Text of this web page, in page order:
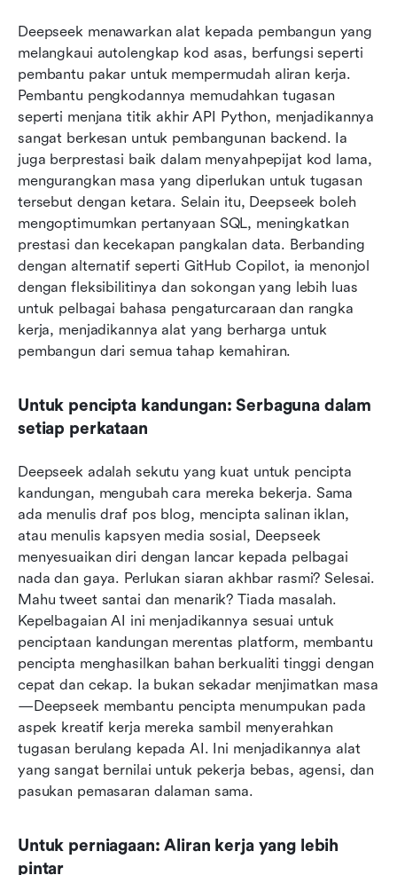
Deepseek menawarkan alat kepada pembangun yang
melangkaui autolengkap kod asas, berfungsi seperti
pembantu pakar untuk mempermudah aliran kerja.
Pembantu pengkodannya memudahkan tugasan
seperti menjana titik akhir API Python, menjadikannya
sangat berkesan untuk pembangunan backend. Ia
juga berprestasi baik dalam menyahpepijat kod lama,
mengurangkan masa yang diperlukan untuk tugasan
tersebut dengan ketara. Selain itu, Deepseek boleh
mengoptimumkan pertanyaan SQL, meningkatkan
prestasi dan kecekapan pangkalan data. Berbanding
dengan alternatif seperti GitHub Copilot, ia menonjol
dengan fleksibilitinya dan sokongan yang lebih luas
untuk pelbagai bahasa pengaturcaraan dan rangka
kerja, menjadikannya alat yang berharga untuk
pembangun dari semua tahap kemahiran.
Untuk pencipta kandungan: Serbaguna dalam
setiap perkataan
Deepseek adalah sekutu yang kuat untuk pencipta
kandungan, mengubah cara mereka bekerja. Sama
ada menulis draf pos blog, mencipta salinan iklan,
atau menulis kapsyen media sosial, Deepseek
menyesuaikan diri dengan lancar kepada pelbagai
nada dan gaya. Perlukan siaran akhbar rasmi? Selesai.
Mahu tweet santai dan menarik? Tiada masalah.
Kepelbagaian AI ini menjadikannya sesuai untuk
penciptaan kandungan merentas platform, membantu
pencipta menghasilkan bahan berkualiti tinggi dengan
cepat dan cekap. Ia bukan sekadar menjimatkan masa
—Deepseek membantu pencipta menumpukan pada
aspek kreatif kerja mereka sambil menyerahkan
tugasan berulang kepada AI. Ini menjadikannya alat
yang sangat bernilai untuk pekerja bebas, agensi, dan
pasukan pemasaran dalaman sama.
Untuk perniagaan: Aliran kerja yang lebih
pintar